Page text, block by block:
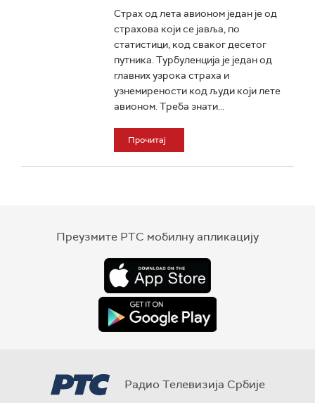
Страх од лета авионом један је од
страхова који се јавља, по
статистици, код сваког десетог
путника. Турбуленција је један од
главних узрока страха и
узнемирености код људи који лете
авионом. Треба знати...
Прочитај
Преузмите РТС мобилну апликацију
Радио Телевизија Србије